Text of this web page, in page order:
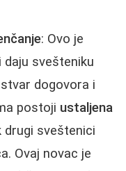
: Ovo je
svešteniku
dogovora i
postoji ustaljena
drugi sveštenici
Ovaj novac je